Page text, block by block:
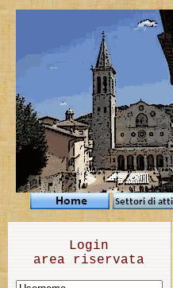
Login
area riservata